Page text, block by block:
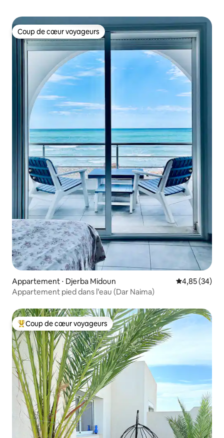
Coup de cœur voyageurs
Coup de cœur voyageurs
Appartement ⋅ Djerba Midoun Évaluation
4,85 (34)
Appartement pied dans l’eau (Dar Naima)
Coups de cœur voyageurs les plus appréciés
Coup de cœur voyageurs